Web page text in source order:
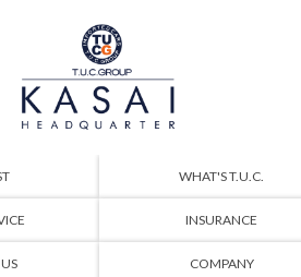
WHAT'S T.U.C.
INSURANCE
COMPANY